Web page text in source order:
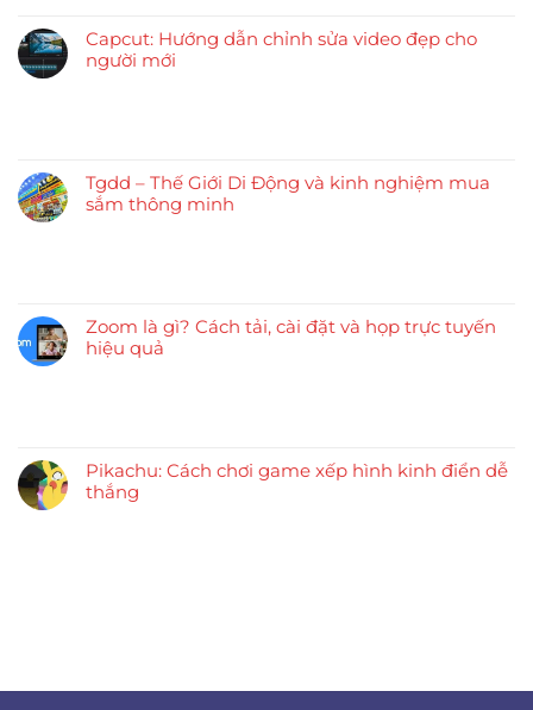
Capcut: Hướng dẫn chỉnh sửa video đẹp cho
người mới
Tgdd – Thế Giới Di Động và kinh nghiệm mua
sắm thông minh
Zoom là gì? Cách tải, cài đặt và họp trực tuyến
hiệu quả
Pikachu: Cách chơi game xếp hình kinh điển dễ
thắng